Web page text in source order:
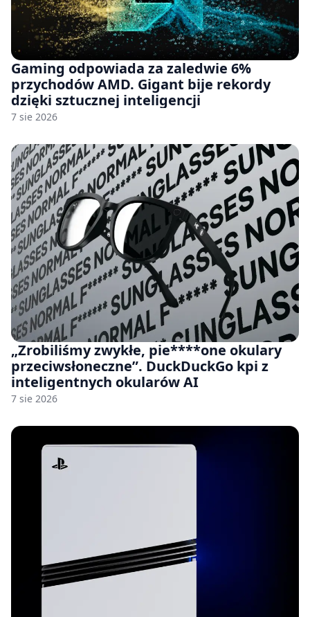
Gaming odpowiada za zaledwie 6%
przychodów AMD. Gigant bije rekordy
dzięki sztucznej inteligencji
7 sie 2026
„Zrobiliśmy zwykłe, pie****one okulary
przeciwsłoneczne”. DuckDuckGo kpi z
inteligentnych okularów AI
7 sie 2026